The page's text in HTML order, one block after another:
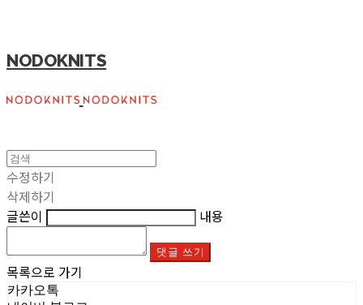
NODOKNITS
수정하기
삭제하기
글쓴이
내용
댓글 쓰기
목록으로 가기
카카오톡